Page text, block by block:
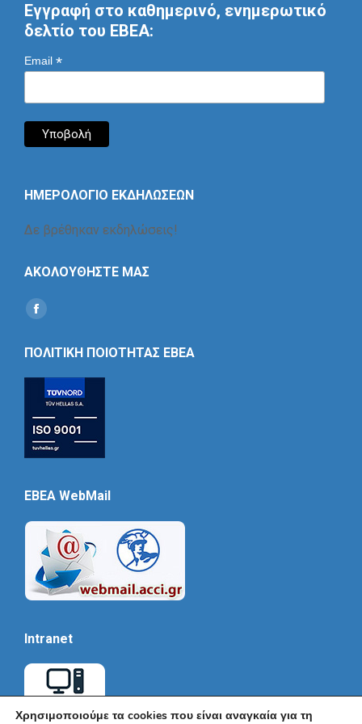
Εγγραφή στο καθημερινό, ενημερωτικό
δελτίο του ΕΒΕΑ:
Email *
ΗΜΕΡΟΛΟΓΙΟ ΕΚΔΗΛΩΣΕΩΝ
Δε βρέθηκαν εκδηλώσεις!
ΑΚΟΛΟΥΘΗΣΤΕ ΜΑΣ
Find us on:
Social
ΠΟΛΙΤΙΚΗ ΠΟΙΟΤΗΤΑΣ ΕΒΕΑ
EBEA WebMail
Intranet
Χρησιμοποιούμε τα cookies που είναι αναγκαία για τη